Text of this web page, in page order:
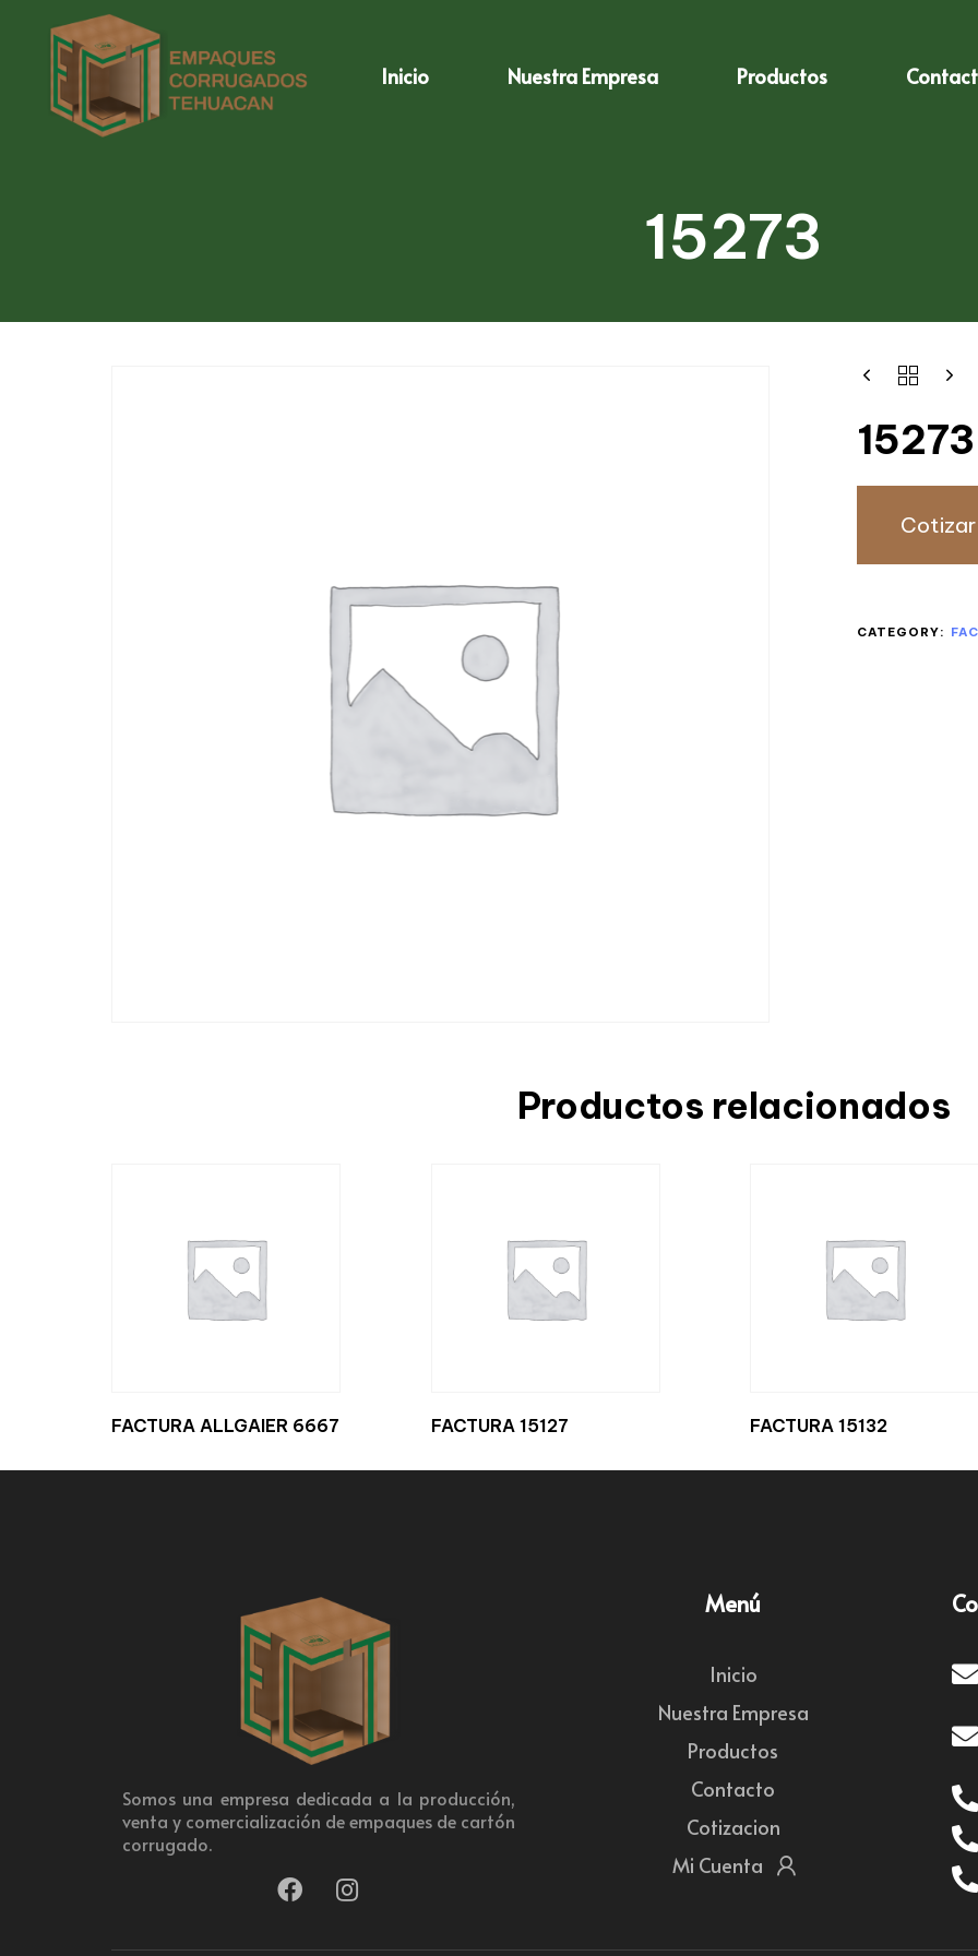
Inicio Nuestra Empresa Productos
15273
15273
Cotizar
CATEGORY:
Productos relacionados
FACTURA ALLGAIER 6667 FACTURA 15127 FACTURA 15132
Somos una empresa dedicada a la producción,
venta y comercialización de empaques de cartón
corrugado.
Menú
Inicio
Nuestra Empresa
Productos
Contacto
Cotizacion
Mi Cuenta